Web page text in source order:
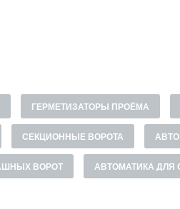
ГЕРМЕТИЗАТОРЫ ПРОЁМА
СЕКЦИОННЫЕ ВОРОТА
ВОРОТ АВТОМАТИКА ДЛЯ